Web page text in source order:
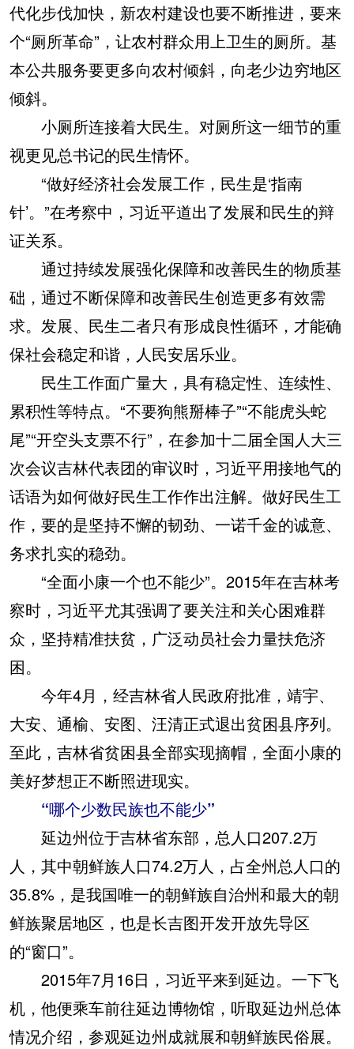
代化步伐加快，新农村建设也要不断推进，要来
个“厕所革命”，让农村群众用上卫生的厕所。基
本公共服务要更多向农村倾斜，向老少边穷地区
倾斜。
小厕所连接着大民生。对厕所这一细节的重
视更见总书记的民生情怀。
“做好经济社会发展工作，民生是‘指南
针’。”在考察中，习近平道出了发展和民生的辩
证关系。
通过持续发展强化保障和改善民生的物质基
础，通过不断保障和改善民生创造更多有效需
求。发展、民生二者只有形成良性循环，才能确
保社会稳定和谐，人民安居乐业。
民生工作面广量大，具有稳定性、连续性、
累积性等特点。“不要狗熊掰棒子”“不能虎头蛇
尾”“开空头支票不行”，在参加十二届全国人大三
次会议吉林代表团的审议时，习近平用接地气的
话语为如何做好民生工作作出注解。做好民生工
作，要的是坚持不懈的韧劲、一诺千金的诚意、
务求扎实的稳劲。
“全面小康一个也不能少”。2015年在吉林考
察时，习近平尤其强调了要关注和关心困难群
众，坚持精准扶贫，广泛动员社会力量扶危济
困。
今年4月，经吉林省人民政府批准，靖宇、
大安、通榆、安图、汪清正式退出贫困县序列。
至此，吉林省贫困县全部实现摘帽，全面小康的
美好梦想正不断照进现实。
“哪个少数民族也不能少”
延边州位于吉林省东部，总人口207.2万
人，其中朝鲜族人口74.2万人，占全州总人口的
35.8%，是我国唯一的朝鲜族自治州和最大的朝
鲜族聚居地区，也是长吉图开发开放先导区
的“窗口”。
2015年7月16日，习近平来到延边。一下飞
机，他便乘车前往延边博物馆，听取延边州总体
情况介绍，参观延边州成就展和朝鲜族民俗展。